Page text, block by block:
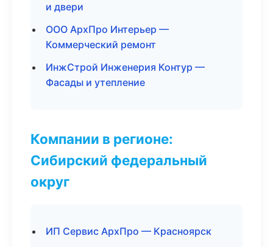
и двери
ООО АрхПро Интерьер —
Коммерческий ремонт
ИнжСтрой Инженерия Контур —
Фасады и утепление
Компании в регионе:
Сибирский федеральный
округ
ИП Сервис АрхПро — Красноярск